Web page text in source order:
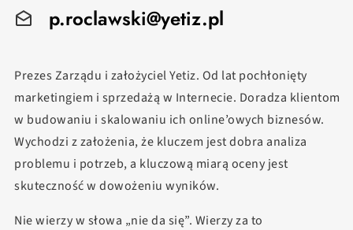
p.roclawski@yetiz.pl
Prezes Zarządu i założyciel Yetiz. Od lat pochłonięty
marketingiem i sprzedażą w Internecie. Doradza klientom
w budowaniu i skalowaniu ich online’owych biznesów.
Wychodzi z założenia, że kluczem jest dobra analiza
problemu i potrzeb, a kluczową miarą oceny jest
skuteczność w dowożeniu wyników.
Nie wierzy w słowa „nie da się”. Wierzy za to